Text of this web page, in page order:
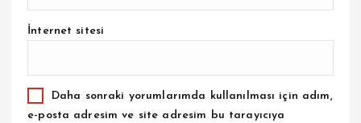
İnternet sitesi
Daha sonraki yorumlarımda kullanılması için adım,
e-posta adresim ve site adresim bu tarayıcıya